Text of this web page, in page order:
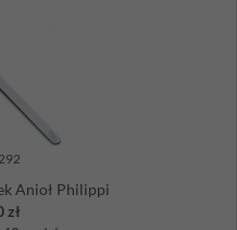
Anioł Philippi
zł